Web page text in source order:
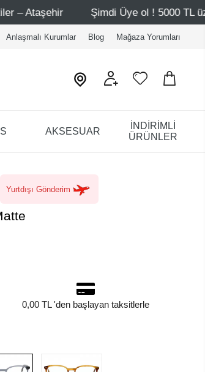
Şimdi Üye ol ! 5000 TL üzeri ilk
Anlaşmalı Kurumlar Blog Mağaza Yorumları
AKSESUAR
İNDİRİMLİ
ÜRÜNLER
Yurtdışı Gönderim
0,00 TL 'den başlayan taksitlerle